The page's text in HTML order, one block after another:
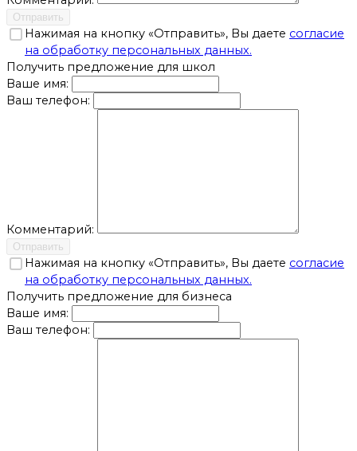
Отправить
Нажимая на кнопку «Отправить», Вы даете согласие
на обработку персональных данных.
Получить предложение для школ
Ваше имя:
Ваш телефон:
Комментарий:
Отправить
Нажимая на кнопку «Отправить», Вы даете согласие
на обработку персональных данных.
Получить предложение для бизнеса
Ваше имя:
Ваш телефон: